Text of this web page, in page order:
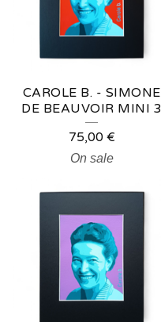
CAROLE B. - SIMONE
DE BEAUVOIR MINI 3
75,00 €
On sale